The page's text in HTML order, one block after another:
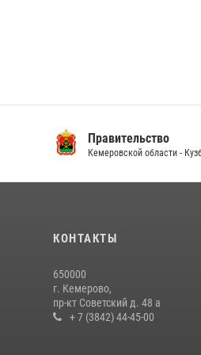
Правительство
Кемеровской области -
КОНТАКТЫ
650000
г. Кемерово,
пр-кт Советский д. 48 а
+ 7 (3842) 44-45-00